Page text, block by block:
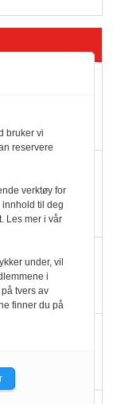
sin
bruker vi
reservere
verktøy for
til deg
Les mer i vår
under, vil
i
tvers av
finner du på